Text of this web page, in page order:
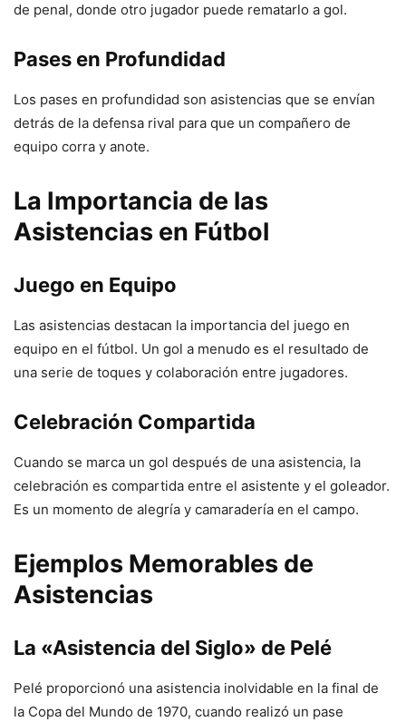
de penal, donde otro jugador puede rematarlo a gol.
Pases en Profundidad
Los pases en profundidad son asistencias que se envían
detrás de la defensa rival para que un compañero de
equipo corra y anote.
La Importancia de las
Asistencias en Fútbol
Juego en Equipo
Las asistencias destacan la importancia del juego en
equipo en el fútbol. Un gol a menudo es el resultado de
una serie de toques y colaboración entre jugadores.
Celebración Compartida
Cuando se marca un gol después de una asistencia, la
celebración es compartida entre el asistente y el goleador.
Es un momento de alegría y camaradería en el campo.
Ejemplos Memorables de
Asistencias
La «Asistencia del Siglo» de Pelé
Pelé proporcionó una asistencia inolvidable en la final de
la Copa del Mundo de 1970, cuando realizó un pase